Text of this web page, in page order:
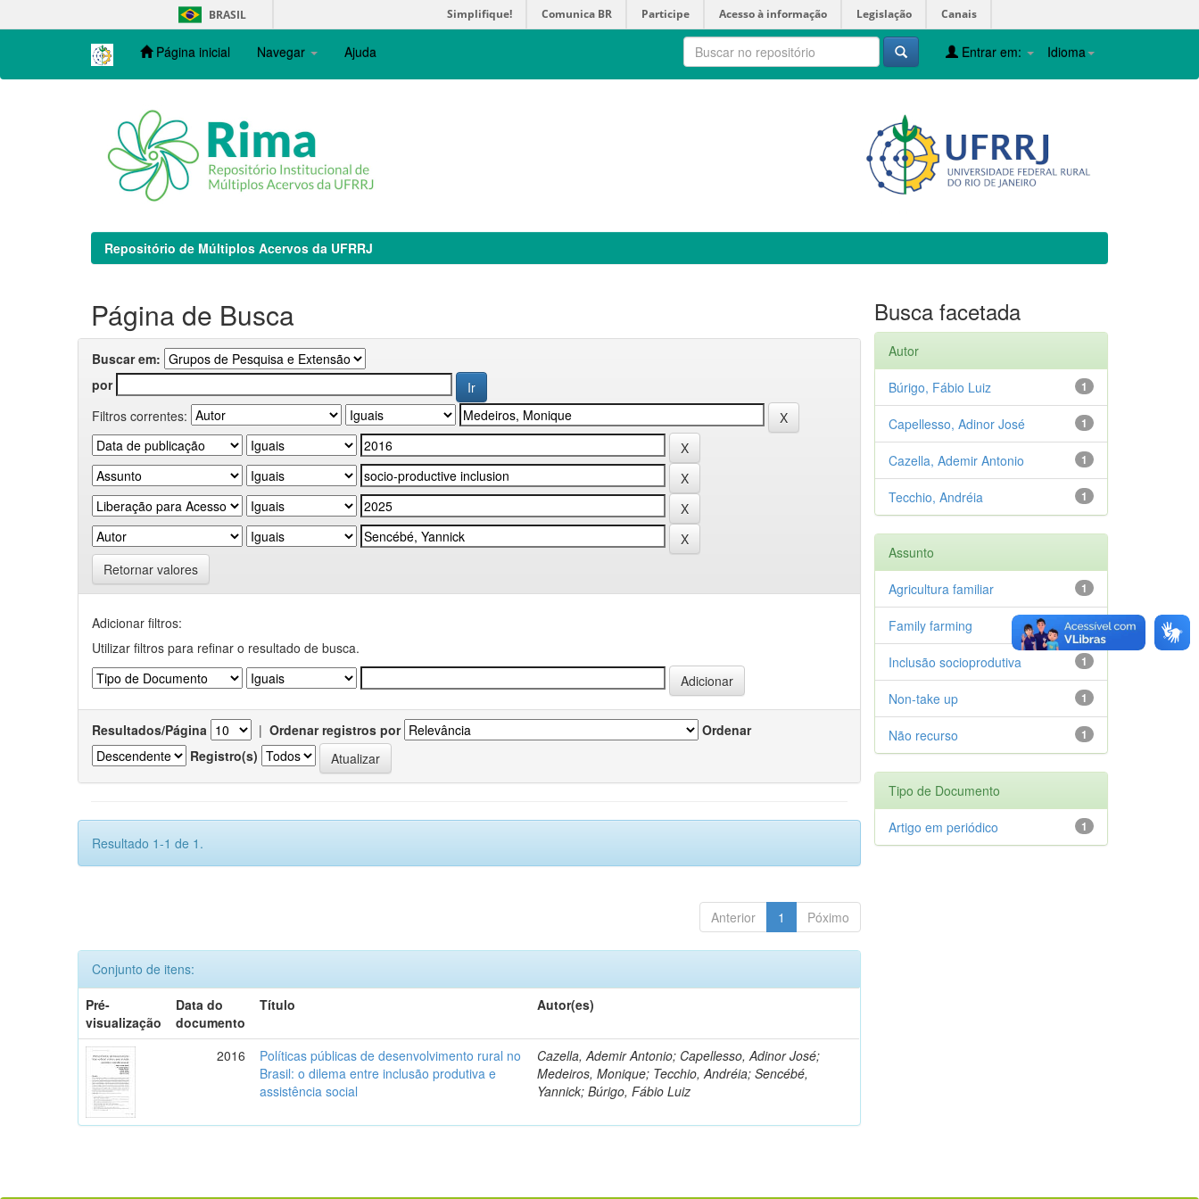
navigation
BRASIL Simplifique! Comunica BR Participe Acesso à informação Legislação Canais
Página inicial Navegar Ajuda Idioma
Entrar em:
Repositório de Múltiplos Acervos da UFRRJ
Página de Busca
Buscar em:
por
Filtros correntes:
Retornar valores
Adicionar filtros:
Utilizar filtros para refinar o resultado de busca.
Resultados/Página | Ordenar registros por
Ordenar
Registro(s)
Resultado 1-1 de 1.
Anterior 1 Póximo
Conjunto de itens:
Pré-
visualização
Data do
documento
Título Autor(es)
2016
Políticas públicas de desenvolvimento rural no
Brasil: o dilema entre inclusão produtiva e
assistência social
Cazella, Ademir Antonio; Capellesso, Adinor José;
Medeiros, Monique; Tecchio, Andréia; Sencébé,
Yannick; Búrigo, Fábio Luiz
Busca facetada
Autor
1
Búrigo, Fábio Luiz
1
Capellesso, Adinor José
1
Cazella, Ademir Antonio
1
Tecchio, Andréia
Assunto
1
Agricultura familiar
1
Family farming
1
Inclusão socioprodutiva
1
Non-take up
1
Não recurso
Tipo de Documento
1
Artigo em periódico